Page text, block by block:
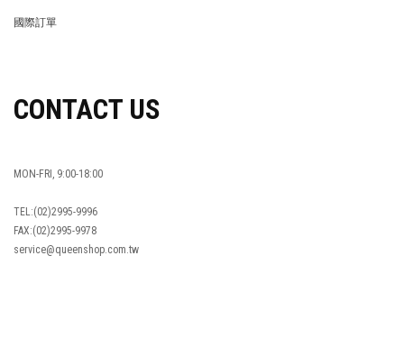
國際訂單
CONTACT US
MON-FRI, 9:00-18:00
TEL:(02)2995-9996
FAX:(02)2995-9978
service@queenshop.com.tw